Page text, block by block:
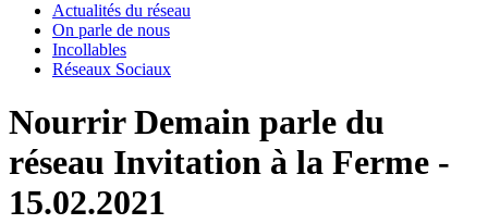
Actualités du réseau
On parle de nous
Incollables
Réseaux Sociaux
Nourrir Demain parle du
réseau Invitation à la Ferme -
15.02.2021